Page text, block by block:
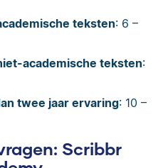
teksten: 6 –
academische teksten:
twee jaar ervaring: 10 –
Scribbr